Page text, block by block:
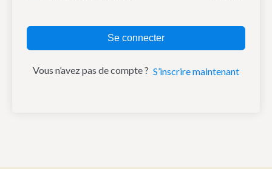
Se connecter
Vous n’avez pas de compte ? S’inscrire maintenant